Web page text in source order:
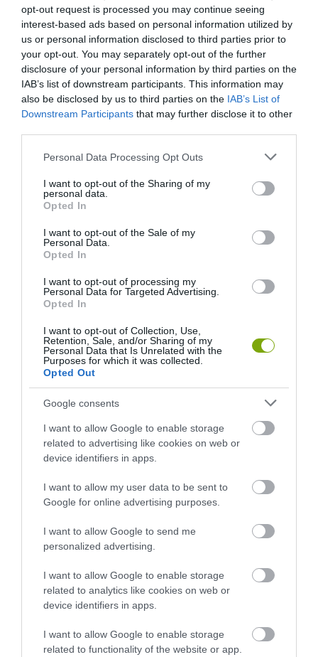
opt-out request is processed you may continue seeing
interest-based ads based on personal information utilized by
us or personal information disclosed to third parties prior to
your opt-out. You may separately opt-out of the further
disclosure of your personal information by third parties on the
IAB’s list of downstream participants. This information may
also be disclosed by us to third parties on the IAB’s List of
Downstream Participants that may further disclose it to other
Please note that this website/app uses one or more Google
not limited to your visit or usage behaviour. You may click to
grant or deny consent to Google and its third-party tags to
use your data for below specified purposes in below Google
consent section.
Personal Data Processing Opt Outs
I want to opt-out of the Sharing of my
personal data.
Opted In
I want to opt-out of the Sale of my
Personal Data.
Opted In
I want to opt-out of processing my
Personal Data for Targeted Advertising.
Opted In
I want to opt-out of Collection, Use,
Retention, Sale, and/or Sharing of my
Personal Data that Is Unrelated with the
Purposes for which it was collected.
Opted Out
Google consents
I want to allow Google to enable storage
related to advertising like cookies on web or
device identifiers in apps.
I want to allow my user data to be sent to
Google for online advertising purposes.
I want to allow Google to send me
personalized advertising.
I want to allow Google to enable storage
related to analytics like cookies on web or
device identifiers in apps.
I want to allow Google to enable storage
related to functionality of the website or app.
ELŐZŐ CIKK
2018-BAN AZ ÉV HALA A BALIN!
KÖVETKEZŐ CIKK
AHELYETT, HOGY KIDOBNÁD, VIDD KI A KARÁCSONYFÁT A
KERTBE!
HASONLÓ ÉRDEKESSÉGEK